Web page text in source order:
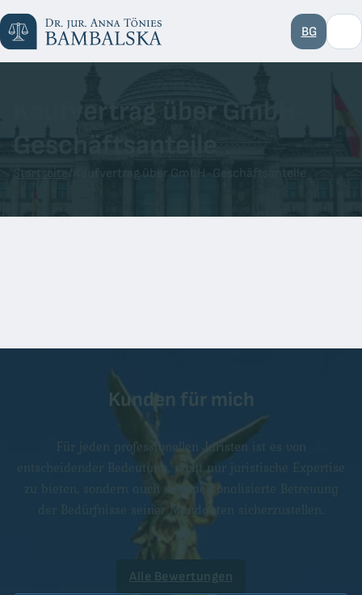
BG
Kunden für mich
Für jeden professionellen Juristen ist es von
entscheidender Bedeutung, nicht nur juristische Expertise
zu bieten, sondern auch eine personalisierte Betreuung
der Bedürfnisse seiner Mandanten sicherzustellen.
Alle Bewertungen